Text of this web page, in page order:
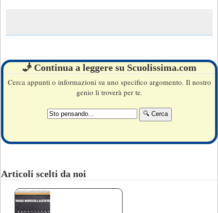
🧞 Continua a leggere su Scuolissima.com
Cerca appunti o informazioni su uno specifico argomento. Il nostro
genio li troverà per te.
Articoli scelti da noi